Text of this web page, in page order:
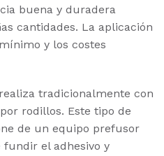
buena y duradera
cantidades. La aplicación
y los costes
tradicionalmente con
rodillos. Este tipo de
de un equipo prefusor
fundir el adhesivo y